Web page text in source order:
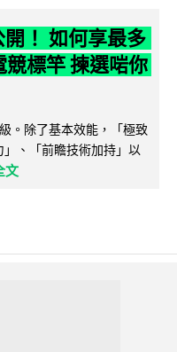
！ 如何享最多
標竿 揀選啱你
。除了基本效能，「極致
、「前瞻技術加持」以
文